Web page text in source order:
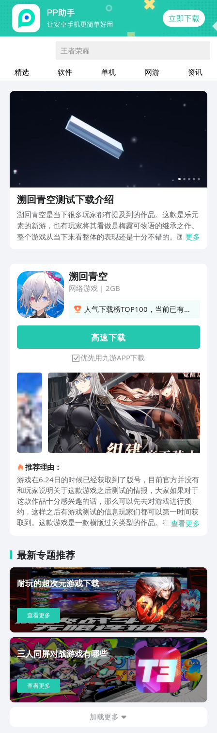
王者荣耀
精选 软件 单机 网游 资讯
溯回青空测试下载介绍
溯回青空是当下很多玩家都有提及到的作品。这款是乐元
素的新游，也有玩家将其看做是梅露可物语的继承之作。
整个游戏从当下来看整体的表现还是十分不错的。画质和
更多
溯回青空
网络游戏| 2GB
人气下载榜TOP100，当前已有
高 速 下 载
优先用九游APP下载
推荐理由：
游戏在6.24日的时候已经获取到了版号，目前官方并没有
和玩家说明关于这款游戏之后测试的情报，大家如果对于
这款作品十分感兴趣的话，那么可以先去对游戏进行预
约，这样之后有游戏测试的信息玩家们都可以第一时间获
取到。这款游戏是一款横版过关类型的作品。在这款游戏
下我们决定要改写自身的既定命运。游戏里面一开始会有
着较长的教学引导，本次的游戏教学是和主线任务连在了
一起，我们在教学里面既可以了解关于这款游戏的剧情，
又可以通过关卡来熟悉游戏的基础操作和战斗。游戏里面
玩家们可以收集的角色有很多，这里面每一个角色是有着
不同的职业和技能的，玩家们需要了解清楚这些角色的详
细情况。这样才可以知道哪些角色是我们所需要的，然后
将其给收集并安排进入队伍之中。上面这些便是关于溯回
青空测试下载的说明。这款游戏整体的风格会让玩家们有
着一些怀念的感觉。目前游戏的各方面表现都十分的优
秀。里面的游戏机制在当下来看也是很少见的。总体来说
未来可期。
查看更多
最新专题推荐
耐玩的超次元游戏下载
查看更多
三人同屏对战游戏有哪些
查看更多
加载更多